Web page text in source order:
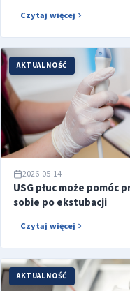
Czytaj więcej
AKTUALNOŚĆ
2026-05-14
USG płuc może
sobie po ekstubacji
Czytaj więcej
AKTUALNOŚĆ